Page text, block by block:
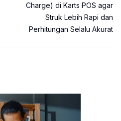
Charge) di Karts POS agar
Struk Lebih Rapi dan
Perhitungan Selalu Akurat